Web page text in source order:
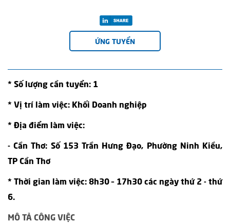
ỨNG TUYỂN
* Số lượng cần tuyển: 1
* Vị trí làm việc: Khối Doanh nghiệp
* Địa điểm làm việc:
- Cần Thơ: Số 153 Trần Hưng Đạo, Phường Ninh Kiều,
TP Cần Thơ
* Thời gian làm việc: 8h30 – 17h30 các ngày thứ 2 - thứ
6.
MÔ TẢ CÔNG VIỆC